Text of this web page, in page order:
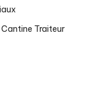
Traiteur